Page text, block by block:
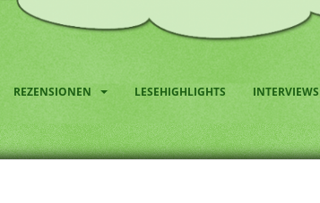
REZENSIONEN LESEHIGHLIGHTS INTERVIEWS